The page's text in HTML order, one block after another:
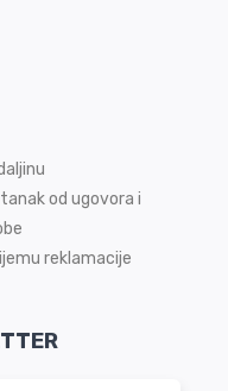
od ugovora i
reklamacije